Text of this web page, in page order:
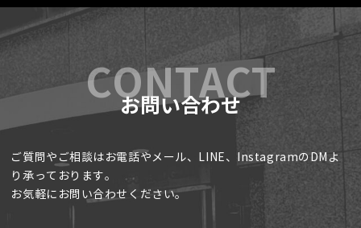
お問い合わせ
ご質問やご相談はお電話やメール、LINE、InstagramのDMよ
り承っております。
お気軽にお問い合わせください。